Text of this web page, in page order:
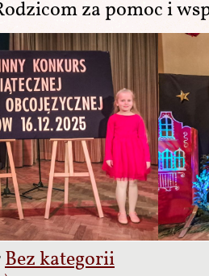
za pomoc i
Bez kategorii